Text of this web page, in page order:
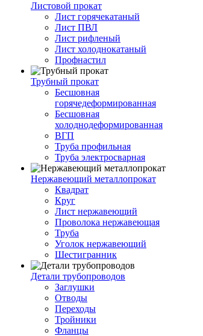
Листовой прокат
Лист горячекатаный
Лист ПВЛ
Лист рифленый
Лист холоднокатаный
Профнастил
Трубный прокат
Бесшовная
горячедеформированная
Бесшовная
холоднодеформированная
ВГП
Труба профильная
Труба электросварная
Нержавеющий металлопрокат
Квадрат
Круг
Лист нержавеющий
Проволока нержавеющая
Труба
Уголок нержавеющий
Шестигранник
Детали трубопроводов
Заглушки
Отводы
Переходы
Тройники
Фланцы